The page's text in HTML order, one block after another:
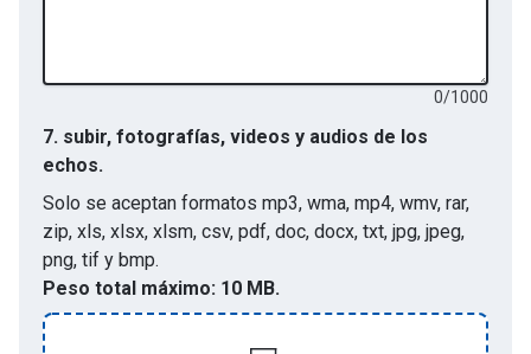
0/1000
7. subir, fotografías, videos y audios de los
echos.
Solo se aceptan formatos mp3, wma, mp4, wmv, rar,
zip, xls, xlsx, xlsm, csv, pdf, doc, docx, txt, jpg, jpeg,
png, tif y bmp.
Peso total máximo: 10 MB.